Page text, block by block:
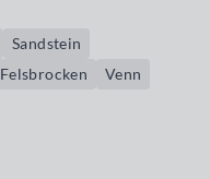
Sandstein
Felsbrocken
Venn